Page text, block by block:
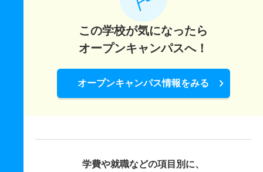
この学校が気になったら
オープンキャンパスへ！
オープンキャンパス情報をみる
学費や就職などの項目別に、